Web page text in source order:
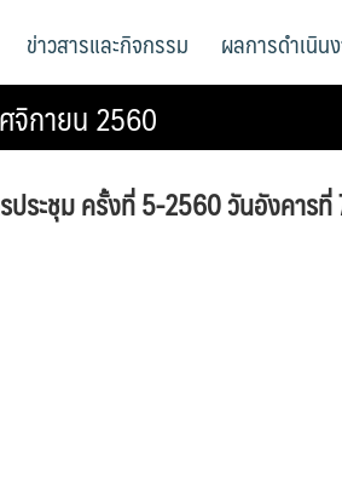
ข่าวสารและกิจกรรม ผลการดำเนิน
จิกายน 2560
ประชุม ครั้งที่ 5-2560 วันอังคาร